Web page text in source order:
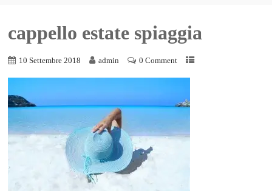
cappello estate spiaggia
10 Settembre 2018 admin 0 Comment